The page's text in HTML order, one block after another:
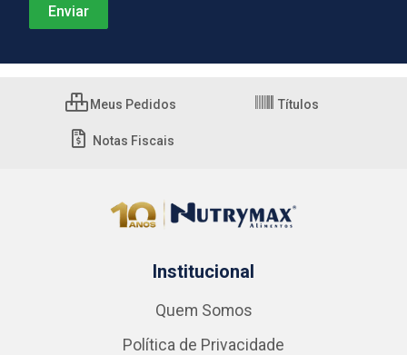
Meus Pedidos Títulos
Notas Fiscais
Institucional
Quem Somos
Política de Privacidade